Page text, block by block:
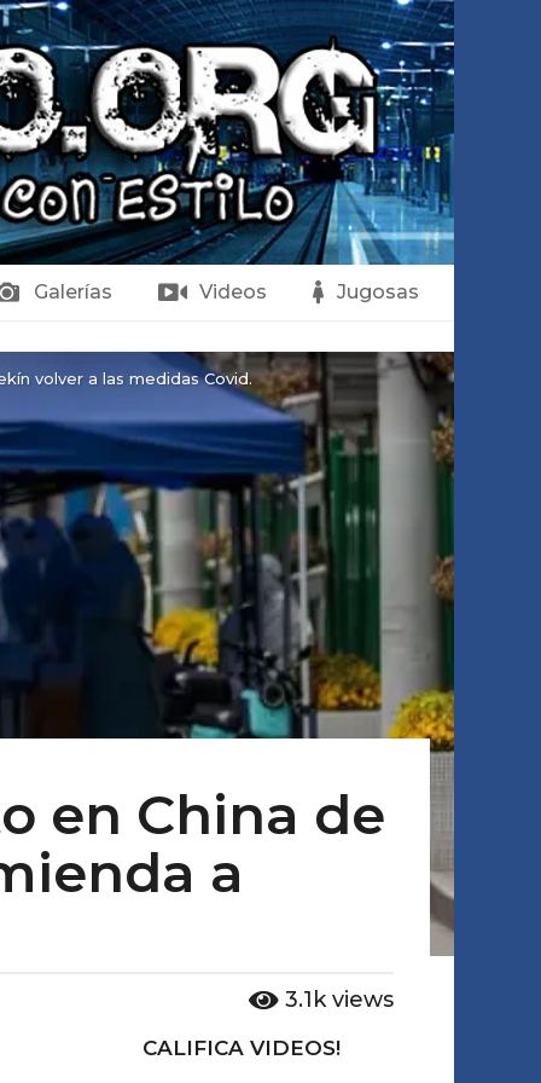
Galerías Videos Jugosas
volver a las medidas Covid.
en China de
a
3.1k views
CALIFICA VIDEOS!